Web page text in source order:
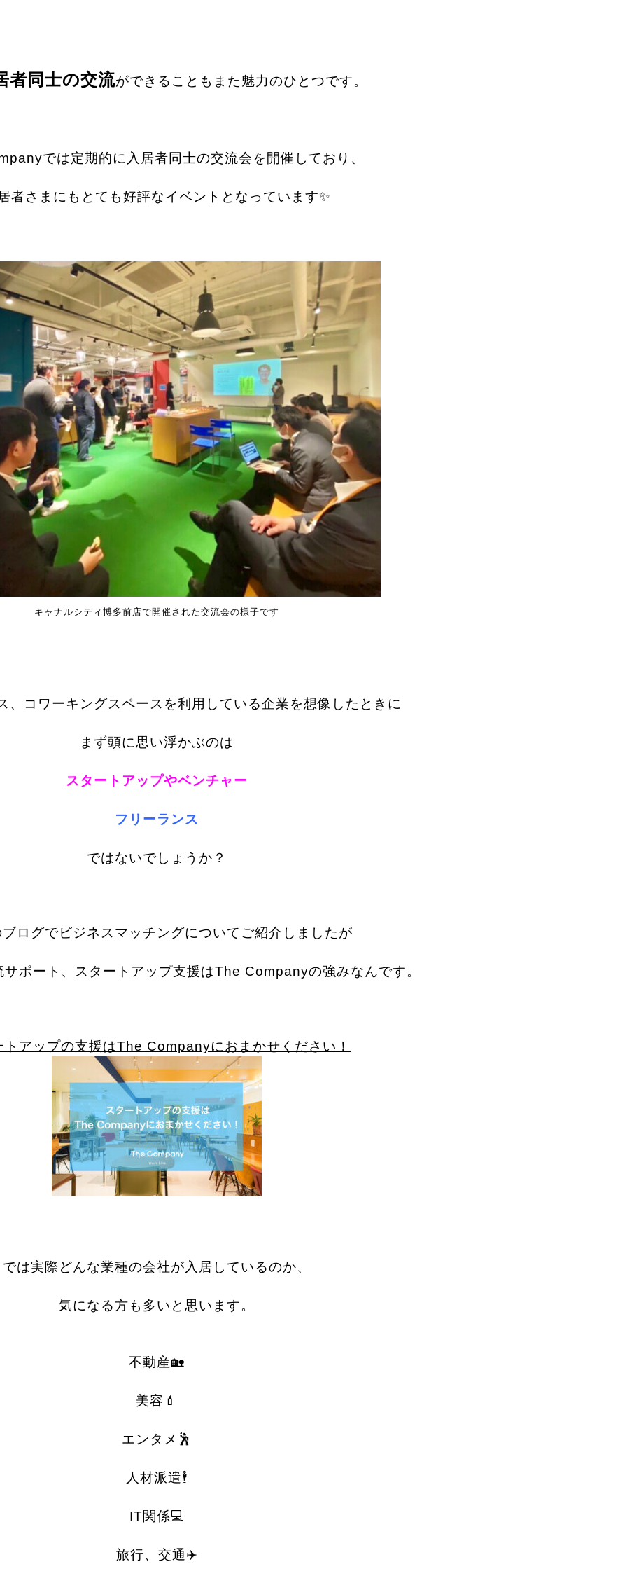
者同士の交流ができることもまた魅力のひとつです。
では定期的に入居者同士の交流会を開催しており、
者さまにもとても好評なイベントとなっています✨
キャナルシティ博多前店で開催された交流会の様子です
、コワーキングスペースを利用している企業を想像したときに
まず頭に思い浮かぶのは
スタートアップやベンチャー
フリーランス
ではないでしょうか？
ログでビジネスマッチングについてご紹介しましたが
サポート、スタートアップ支援はThe Companyの強みなんです。
トアップの支援はThe Companyにおまかせください！
では実際どんな業種の会社が入居しているのか、
気になる方も多いと思います。
不動産🏡
美容💄
エンタメ🕺
人材派遣🕴
IT関係💻
旅行、交通✈️